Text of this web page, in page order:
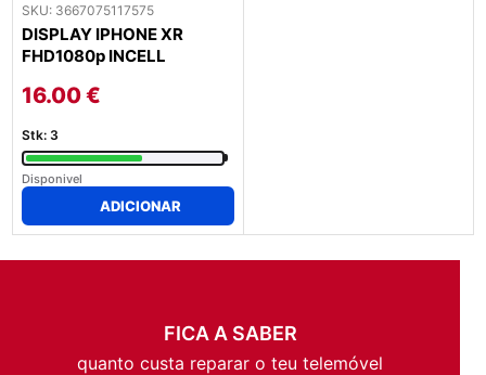
SKU: 3667075117575
DISPLAY IPHONE XR
FHD1080p INCELL
16.00€
Stk: 3
Disponivel
ADICIONAR
FICA A SABER
quanto custa reparar o teu telemóvel